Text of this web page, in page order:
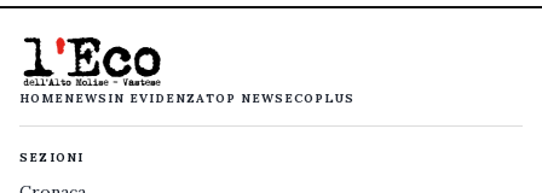
HOMENEWS IN EVIDENZATOP NEWS ECOPLUS
SEZIONI